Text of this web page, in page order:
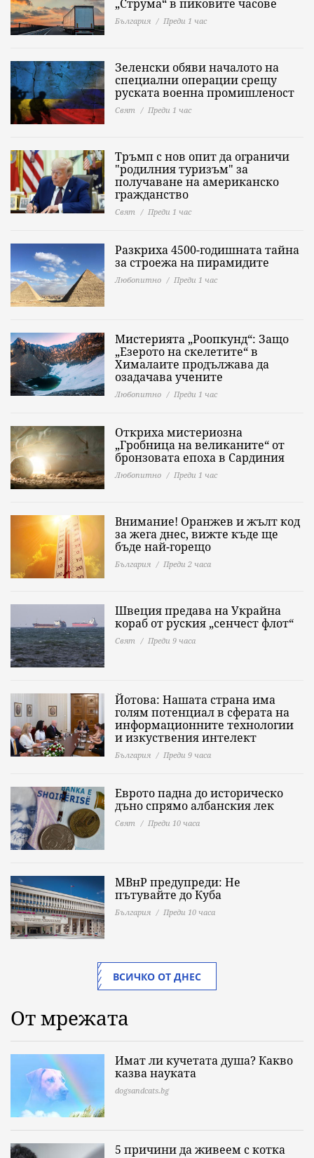
„Струма“ в пиковите часове
България Преди 1 час
Зеленски обяви началото на
специални операции срещу
руската военна промишленост
Свят Преди 1 час
Тръмп с нов опит да ограничи
"родилния туризъм" за
получаване на американско
гражданство
Свят Преди 1 час
Разкриха 4500-годишната тайна
за строежа на пирамидите
Любопитно Преди 1 час
Мистерията „Роопкунд“: Защо
„Езерото на скелетите“ в
Хималаите продължава да
озадачава учените
Любопитно Преди 1 час
Откриха мистериозна
„Гробница на великаните“ от
бронзовата епоха в Сардиния
Любопитно Преди 1 час
Внимание! Оранжев и жълт код
за жега днес, вижте къде ще
бъде най-горещо
България Преди 2 часа
Швеция предава на Украйна
кораб от руския „сенчест флот“
Свят Преди 9 часа
Йотова: Нашата страна има
голям потенциал в сферата на
информационните технологии
и изкуствения интелект
България Преди 9 часа
Еврото падна до историческо
дъно спрямо албанския лек
Свят Преди 10 часа
МВнР предупреди: Не
пътувайте до Куба
България Преди 10 часа
ВСИЧКО ОТ ДНЕС
От мрежата
Имат ли кучетата душа? Какво
казва науката
dogsandcats.bg
5 причини да живеем с котка